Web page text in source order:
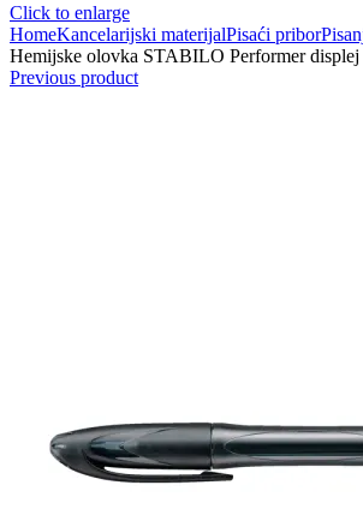
Click to enlarge
HomeKancelarijski materijalPisaći pribor
Hemijske olovka STABILO Performer displej
Previous product